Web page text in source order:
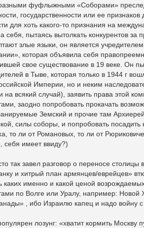
фуфлыжными «Соборами»
государственности или ее
для хоть какого-то признания на
себя, пытаясь вытолкать конкурентов
злые языки, он является
которая объявила себя
свое существование в 19 веке. Он
в Тыве, которая только в 1944 г
Империи, но и неким
на всякий случай), заявить права этой
заодно попробовать прокачать
Земский и прочие там
силы соборы, и попробовать посадить
то ли от Романовых, то ли от
себя имеет ввиду?)
так завел разговор о переносе
и хитрый план армянцев/еврейцев»
каких именно и какой ценой
по Волге или Уралу, например:
, ибо Израилю капец и надо войну с
лозунг: «хватит кормить